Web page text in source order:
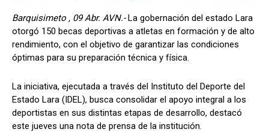
Barquisimeto , 09 Abr. AVN.-La gobernación del estado Lara
otorgó 150 becas deportivas a atletas en formación y de alto
rendimiento, con el objetivo de garantizar las condiciones
óptimas para su preparación técnica y física.
​La iniciativa, ejecutada a través del Instituto del Deporte del
Estado Lara (IDEL), busca consolidar el apoyo integral a los
deportistas en sus distintas etapas de desarrollo, destacó
este jueves una nota de prensa de la institución.